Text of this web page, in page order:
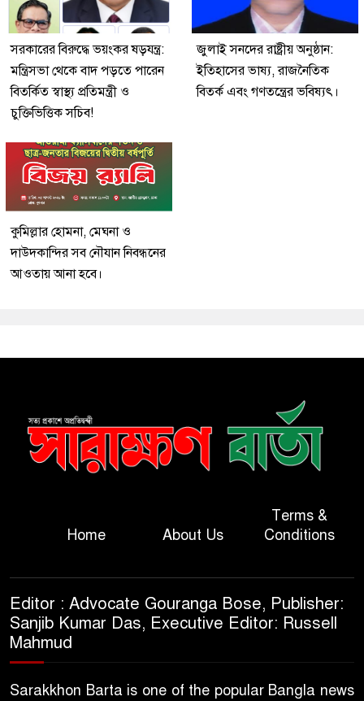
সরকারের বিরুদ্ধে ভয়ংকর ষড়যন্ত্র:
মন্ত্রিসভা থেকে বাদ পড়তে পারেন
বিতর্কিত স্বাস্থ্য প্রতিমন্ত্রী ও
চুক্তিভিত্তিক সচিব!
জুলাই সনদের রাষ্ট্রীয় অনুষ্ঠান:
ইতিহাসের ভাষ্য, রাজনৈতিক
বিতর্ক এবং গণতন্ত্রের ভবিষ্যৎ।
কুমিল্লার হোমনা, মেঘনা ও
দাউদকান্দির সব নৌযান নিবন্ধনের
আওতায় আনা হবে।
Home About Us
Terms &
Conditions
Editor : Advocate Gouranga Bose, Publisher:
Sanjib Kumar Das, Executive Editor: Russell
Mahmud
Sarakkhon Barta is one of the popular Bangla news